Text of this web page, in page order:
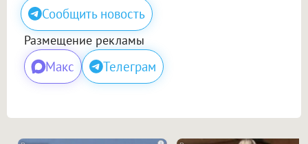
Сообщить новость
Размещение рекламы
Макс Телеграм